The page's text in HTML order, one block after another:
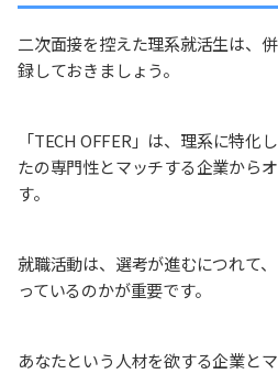
二次面接を控えた理系就活生は、
録しておきましょう。
「TECH OFFER」は、理系に特化
たの専門性とマッチする企業から
す。
就職活動は、選考が進むにつれて
っているのかが重要です。
あなたという人材を欲する企業と